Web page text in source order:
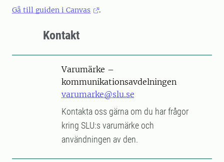
Gå till guiden i Canvas
.
Kontakt
Varumärke –
kommunikationsavdelningen
varumarke@slu.se
Kontakta oss gärna om du har frågor
kring SLU:s varumärke och
användningen av den.